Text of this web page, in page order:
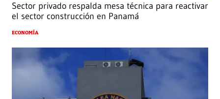
Sector privado respalda mesa técnica para reactivar
el sector construcción en Panamá
ECONOMÍA